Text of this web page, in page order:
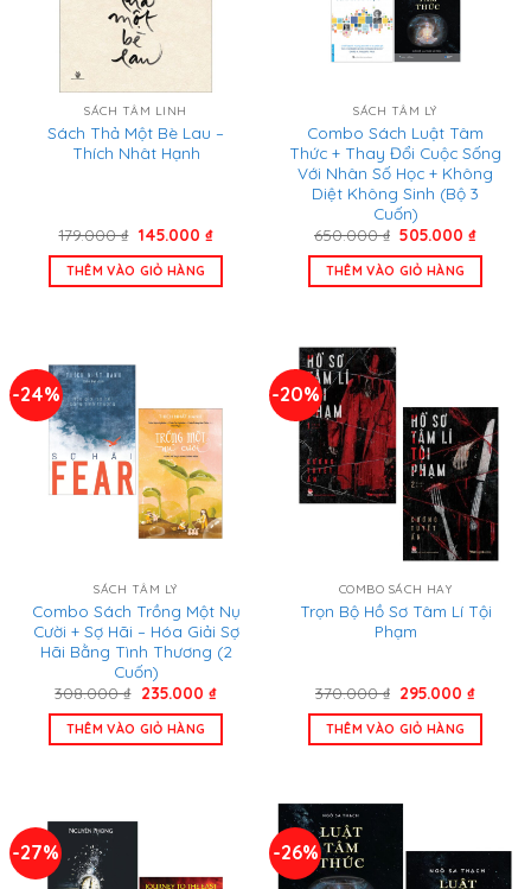
SÁCH TÂM LINH
Sách Thả Một Bè Lau –
Thích Nhât Hạnh
179.000₫ Giá
là:
179.000 ₫.
145.000 ₫Giá
tại
là:
THÊM VÀO GIỎ HÀNG
SÁCH TÂM LÝ
Combo Sách Luật Tâm
Thức + Thay Đổi Cuộc Sống
Với Nhân Số Học + Không
Diệt Không Sinh (Bộ 3
Cuốn)
650.000₫ Giá
là:
650.000 ₫.
505.000₫Giá
tại
là:
THÊM VÀO GIỎ HÀNG
-24%
SÁCH TÂM LÝ
Combo Sách Trồng Một Nụ
Cười + Sợ Hãi – Hóa Giải Sợ
Hãi Bằng Tình Thương (2
Cuốn)
308.000₫ Giá
là:
308.000 ₫.
235.000 ₫Giá
tại
THÊM VÀO GIỎ HÀNG
-20%
COMBO SÁCH HAY
Trọn Bộ Hồ Sơ Tâm Lí Tội
Phạm
370.000₫ Giá
là:
370.000 ₫.
295.000₫Giá
tại
THÊM VÀO GIỎ HÀNG
-27% -26%